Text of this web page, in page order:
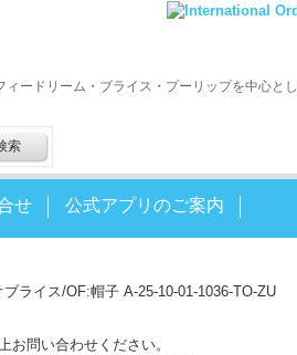
ィードリーム・ブライス・プーリップを中心と
せ 公式アプリのご案内
ブライス/OF:帽子 A-25-10-01-1036-TO-ZU
問い合わせください。